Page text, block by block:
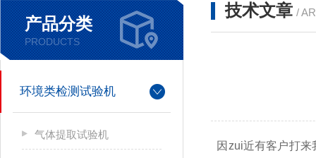
产品分类
PRODUCTS
环境类检测试验机
气体提取试验机
技术文章 /
因zui近有客户打来